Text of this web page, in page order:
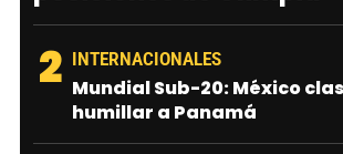
2 INTERNACIONALES
Mundial Sub-20: México
humillar a Panamá